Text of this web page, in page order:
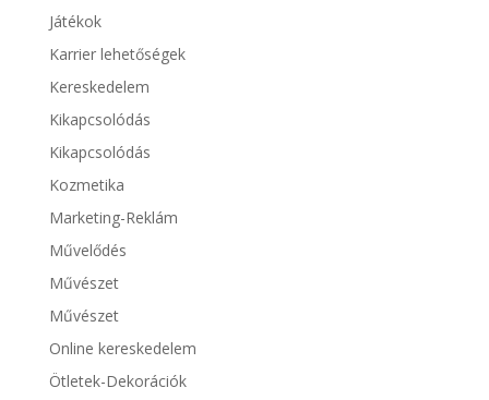
Játékok
Karrier lehetőségek
Kereskedelem
Kikapcsolódás
Kikapcsolódás
Kozmetika
Marketing-Reklám
Művelődés
Művészet
Művészet
Online kereskedelem
Ötletek-Dekorációk